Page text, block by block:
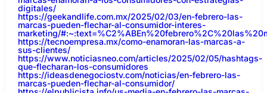
digitales/
https://geekandlife.com.mx/2025/02/03/en-febrero-las-
marcas-pueden-flechar-al-consumidor-interes-
marketing/
https://tecnoempresa.mx/como-enamoran-las-marcas-a-
sus-clientes/
https://www.noticiasneo.com/articles/2025/02/05/hashtags-
que-flecharan-los-consumidores
https://ideasdenegociostv.com/noticias/en-febrero-las-
marcas-pueden-flechar-al-consumidor/